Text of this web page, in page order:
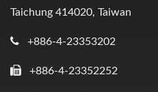
Taichung 414020, Taiwan
+886-4-23353202
+886-4-23352252